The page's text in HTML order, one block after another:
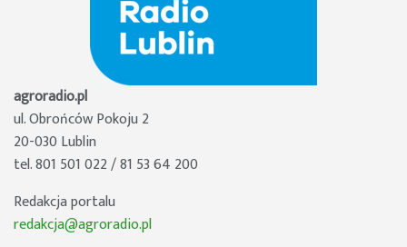
agroradio.pl
ul. Obrońców Pokoju 2
20-030 Lublin
tel. 801 501 022 / 81 53 64 200
Redakcja portalu
redakcja@agroradio.pl